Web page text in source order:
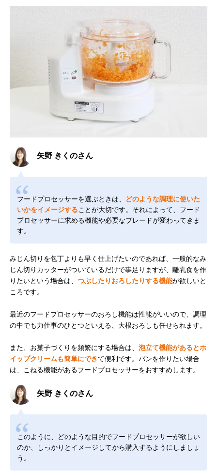
矢野 きくのさん
フードプロセッサーを選ぶときは、
どのような調理に使いた
いかをイメージすることが大切です。それによって、フード
プロセッサーに求める機能や必要なブレードが変わってきま
す。
みじん切りを包丁よりも早く仕上げたいのであれば、一般的なみ
じん切りカッターがついているだけで事足りますが、離乳食を作
りたいという場合は、 つぶしたりおろしたりする機能が欲しいと
ころです。
最近のフードプロセッサーのおろし機能は性能がいいので、調理
の中でも力仕事のひとつといえる、大根おろしも任せられます。
また、お菓子づくりを頻繁にする場合は、 泡立て機能があるとホ
イップクリームも簡単にできて便利です。パンを作りたい場合
は、こねる機能があるフードプロセッサーをおすすめします。
矢野 きくのさん
このように、どのような目的でフードプロセッサーが欲しい
のか、しっかりとイメージしてから購入するようにしましょ
う。